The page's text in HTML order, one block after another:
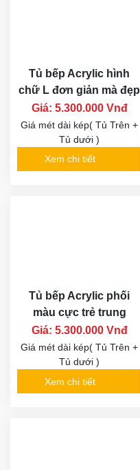
Tủ bếp Acrylic hình
chữ L đơn giản mà đẹp
Giá: 5.300.000 Vnđ
Giá mét dài kép( Tủ Trên +
Tủ dưới )
Xem chi tiết
Tủ bếp Acrylic phối
màu cực trẻ trung
Giá: 5.300.000 Vnđ
Giá mét dài kép( Tủ Trên +
Tủ dưới )
Xem chi tiết